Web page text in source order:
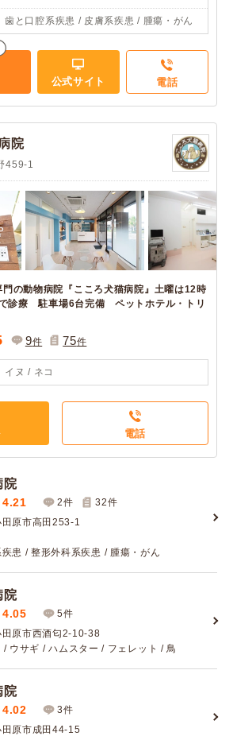
歯と口腔系疾患 / 皮膚系疾患 / 腫瘍・がん
公式サイト 電話
院
459-1
の動物病院『こころ犬猫病院』土曜は12時
診療 駐車場6台完備 ペットホテル・トリ
9件 75件
イヌ / ネコ
電話
院
4.21 2件 32件
原市高田253-1
患 / 整形外科系疾患 / 腫瘍・がん
院
4.05
5件
田原市西酒匂2-10-38
/ ウサギ / ハムスター / フェレット / 鳥
院
4.02
3件
田原市成田44-15